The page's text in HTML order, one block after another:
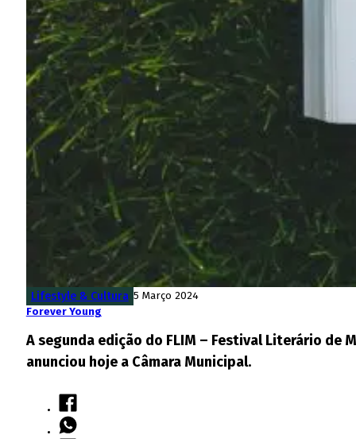
Lifestyle & Cultura 5 Março 2024
Forever Young
A segunda edição do FLIM – Festival Literário de
anunciou hoje a Câmara Municipal.